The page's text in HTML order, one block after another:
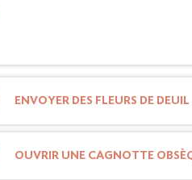
ENVOYER DES FLEURS DE DEUIL
OUVRIR UNE CAGNOTTE